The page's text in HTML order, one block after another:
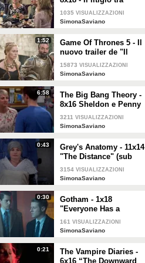
Sheldon e Leonard a
cena (sub ita)
1035 VISUALIZZAZIONI
SimonaSaviano
1:52
Game Of Thrones 5 - Il
nuovo trailer de "Il
Trono di Spade 5" (sub
ita)
15873 VISUALIZZAZIONI
SimonaSaviano
6:58
The Big Bang Theory -
8x16 Sheldon e Penny
si fissano negli occhi
(sub ita)
3211 VISUALIZZAZIONI
SimonaSaviano
0:43
Grey's Anatomy - 11x14
"The Distance" (sub
ita)
3154 VISUALIZZAZIONI
SimonaSaviano
0:30
Gotham - 1x18
"Everyone Has a
Cobblepot", promo
(sub ita)
161 VISUALIZZAZIONI
SimonaSaviano
0:21
The Vampire Diaries -
6x16 “The Downward